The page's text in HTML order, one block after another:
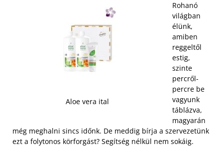
Aloe vera ital
Rohanó
világban
élünk,
amiben
reggeltől
estig,
szinte
percről-
percre be
vagyunk
táblázva,
magyarán
még meghalni sincs időnk. De meddig bírja a szervezetünk
ezt a folytonos körforgást? Segítség nélkül nem sokáig.